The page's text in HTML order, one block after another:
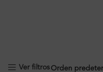
Ver filtros